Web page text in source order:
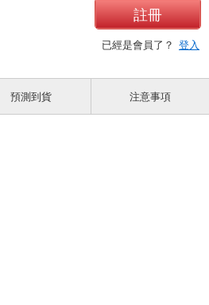
註冊
已經是會員了？ 登入
預測到貨 注意事項